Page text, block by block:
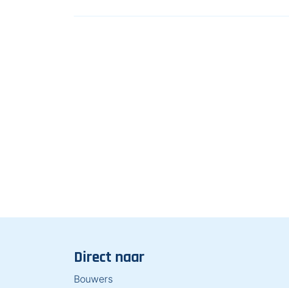
Direct naar
Bouwers